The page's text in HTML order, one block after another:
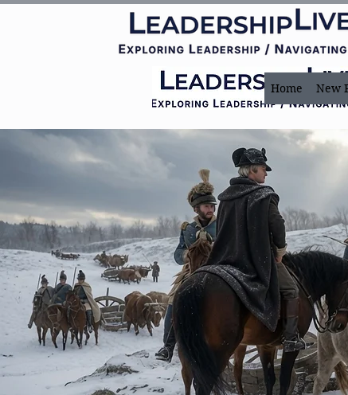
Home New